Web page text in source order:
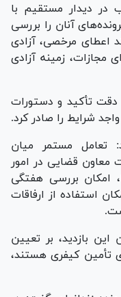
در دیدار مستقیم با
آنان را بررسی
اعطای مرخصی، آزادی
مجازات، زمینه آزادی
تأکید و دستورات
شرایط را صادر کرد.
تعامل مستمر میان
قضایی در امور
امکان بررسی هفتگی
استفاده از ارفاقات
بازدید، بر تعیین
تأمین کیفری هستند،